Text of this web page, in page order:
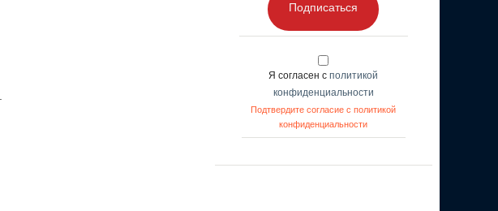
Подписаться
Я согласен с политикой
конфиденциальности
Подтвердите согласие с политикой
конфиденциальности